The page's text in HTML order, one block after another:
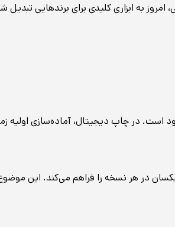
امروز به ابزاری کلیدی برای برندهایی
در چاپ دیجیتال، آماده‌سازی اولیه
در هر نسخه را فراهم می‌کند. این